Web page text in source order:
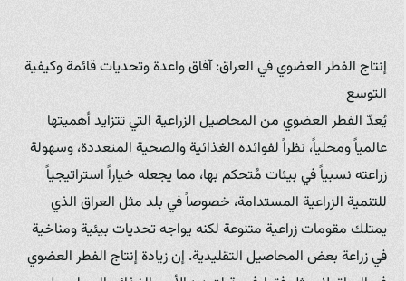
إنتاج الفطر العضوي في العراق: آفاق واعدة وتحديات قائمة وكيفية
التوسع
يُعدّ الفطر العضوي من المحاصيل الزراعية التي تتزايد أهميتها
عالمياً ومحلياً، نظراً لفوائده الغذائية والصحية المتعددة، وسهولة
زراعته نسبياً في بيئات مُتحكم بها، مما يجعله خياراً استراتيجياً
للتنمية الزراعية المستدامة، خصوصاً في بلد مثل العراق الذي
يمتلك مقومات زراعية متنوعة لكنه يواجه تحديات بيئية ومناخية
في زراعة بعض المحاصيل التقليدية. إن زيادة إنتاج الفطر العضوي